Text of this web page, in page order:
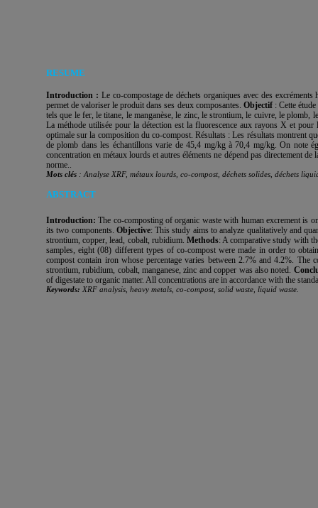
RESUME
Introduction : Le co-compostage de déchets organiques avec des
permet de valoriser le produit dans ses deux composantes. Objectif: Cette étude
tels que le fer, le titane, le manganèse, le zinc, le strontium, le cuivre, le plomb,
La méthode utilisée pour la détection est la fluorescence aux rayons X et
optimale sur la composition du co-compost. Résultats : Les résultats montrent
de plomb dans les échantillons varie de 45,4 mg/kg à 70,4 mg/kg. On note
concentration en métaux lourds et autres éléments ne dépend pas directement
norme..
Mots clés : Analyse XRF, métaux lourds, co-compost, déchets solides, déchets
ABSTRACT
Introduction: The co-composting of organic waste with human excrement is
its two components. Objective: This study aims to analyze qualitatively and
strontium, copper, lead, cobalt, rubidium. Methods: A comparative study with
samples, eight (08) different types of co-compost were made in order to
compost contain iron whose percentage varies between 2.7% and 4.2%.
strontium, rubidium, cobalt, manganese, zinc and copper was also noted.
of digestate to organic matter. All concentrations are in accordance with the
Keywords: XRF analysis, heavy metals, co-compost, solid waste, liquid waste.